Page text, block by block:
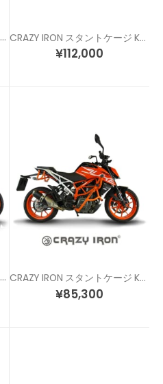
CRAZY IRON スタントケージ KTM DUKE 790 CRAZY IRON スタントケージ KTM DUKE 990
¥112,000
CRAZY IRON スタントケージ KTM DUKE125/200/390 CRAZY IRON スタントケージ KTM DUKE125/200/390(17-20)
¥85,300